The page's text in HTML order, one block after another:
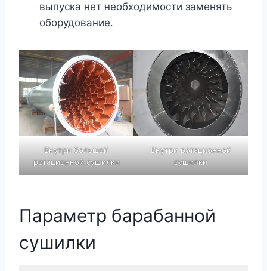
выпуска нет необходимости заменять
оборудование.
Внутри большой
ротационной сушилки
Внутри ротационной
сушилки
Параметр барабанной
сушилки